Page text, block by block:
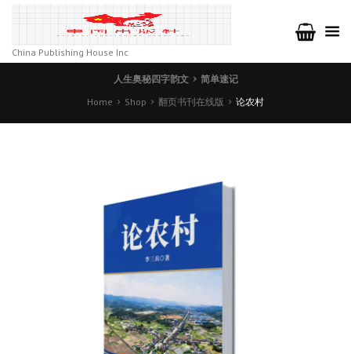
China Publishing House Inc
人生奥秘四字韵文
简单速记
Home
Shop 翻页书刊在线版 论农村